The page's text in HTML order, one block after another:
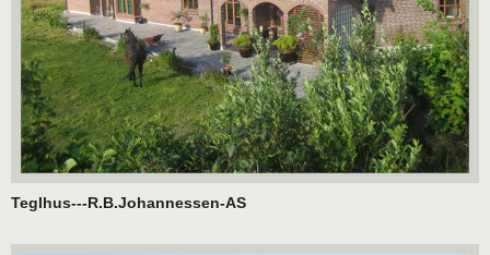
Teglhus---R.B.Johannessen-AS